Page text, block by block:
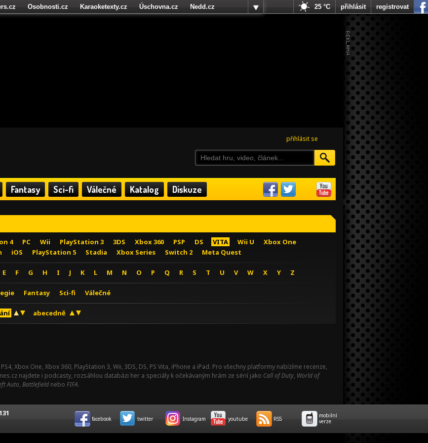
přihlásit se
Fantasy Sci-fi Válečné Katalog Diskuze
4 PC Wii PlayStation 3 3DS Xbox 360 PSP DS VITA Wii U
Xbox One
iOS PlayStation 5 Stadia Xbox Series Switch 2 Meta Quest
E F G H I J K L M N O P Q R S T U V W X Y Z
Fantasy Sci-fi Válečné
abecedně
Xbox One, Xbox 360, PlayStation 3, Wii, 3DS, DS, PS Vita, iPhone a iPad. Pro všechny platformy nabízíme recenze,
najdete i podcasty, rozsáhlou databázi her a speciály k očekávaným hrám ze sérií jako Call of Duty, World of
Auto, Battlefield nebo FIFA.
Osobnosti.cz Karaoketexty.cz Úschovna.cz
Nedd.cz
25 °C přihlásit registrovat
facebook twitter Instagram youtube RSS
mobilní
verze